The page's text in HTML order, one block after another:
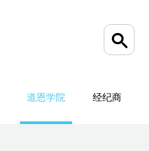

道恩学院 经纪商